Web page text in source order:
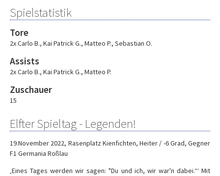
Spielstatistik
Tore
2x Carlo B., Kai Patrick G., Matteo P., Sebastian O.
Assists
2x Carlo B., Kai Patrick G., Matteo P.
Zuschauer
15
Elfter Spieltag - Legenden!
19.November 2022, Rasenplatz Kienfichten, Heiter / -6 Grad, Gegner
F1 Germania Roßlau
‚Eines Tages werden wir sagen: "Du und ich, wir war'n dabei.“‘ Mit